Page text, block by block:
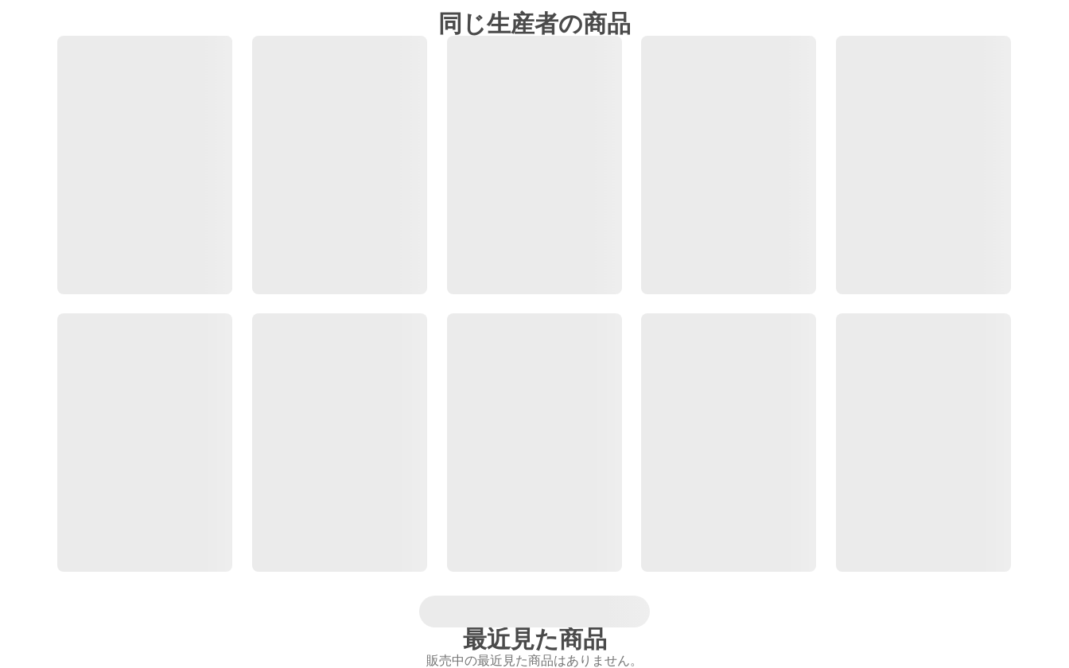
同じ生産者の商品
最近見た商品
販売中の最近見た商品はありません。